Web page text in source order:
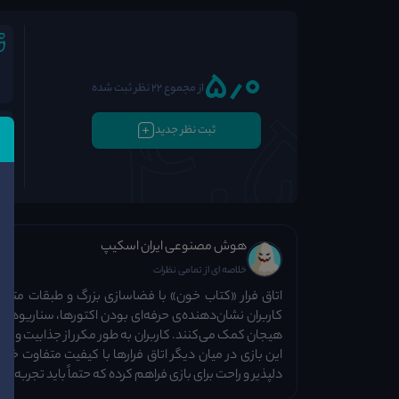
5٫0از مجموع 22 نظر ثبت شده
ثبت نظر جدید
هوش مصنوعی ایران اسکیپ
خلاصه ای از تمامی نظرات
اتاق فرار «کتاب خون» با فضاسازی بزرگ و طبقات
کاربران نشان‌دهنده‌ی حرفه‌ای بودن اکتورها،
هیجان کمک می‌کنند. کاربران به طور مکرر از جذابیت و
این بازی در میان دیگر اتاق فرارها با کیفیت
دلپذیر و راحت برای بازی فراهم کرده که حتماً باید تجربه